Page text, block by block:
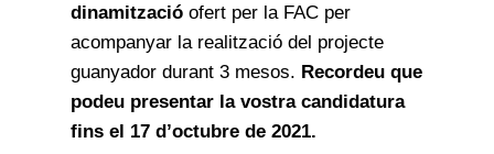
dinamitzacióofert per la FAC per
acompanyar la realització del projecte
guanyador durant 3 mesos. Recordeu que
podeu presentar la vostra candidatura
fins el 17 d’octubre de 2021.